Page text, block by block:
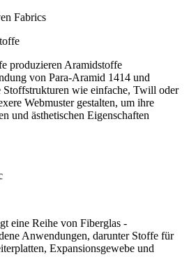
produzieren Aramidstoffe
von Para-Aramid 1414 und
Stoffstrukturen wie einfache, Twill oder
Webmuster gestalten, um ihre
und ästhetischen Eigenschaften
eine Reihe von Fiberglas -
Anwendungen, darunter Stoffe für
Expansionsgewebe und